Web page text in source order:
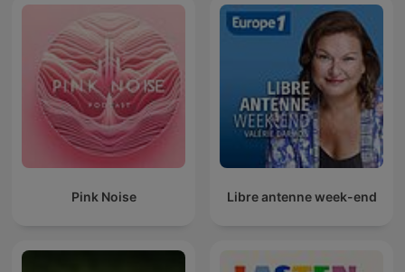
Pink Noise Libre antenne week-end